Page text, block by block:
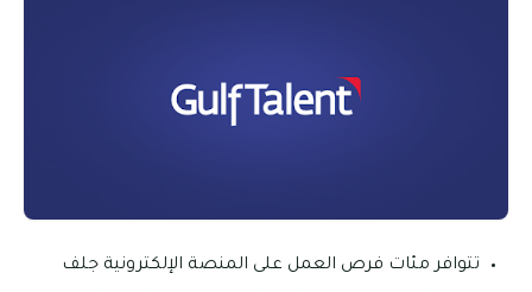
تتوافر مئات فرص العمل على المنصة الإلكترونية جلف